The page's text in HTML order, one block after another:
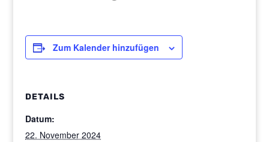
Zum Kalender hinzufügen
DETAILS
Datum:
22. November 2024